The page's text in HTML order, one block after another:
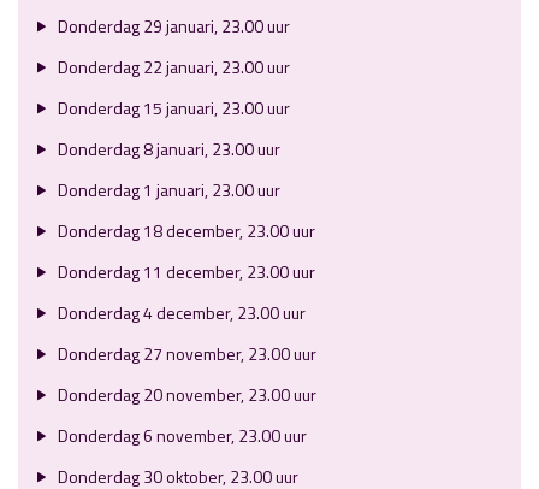
Donderdag 29 januari, 23.00 uur
Donderdag 22 januari, 23.00 uur
Donderdag 15 januari, 23.00 uur
Donderdag 8 januari, 23.00 uur
Donderdag 1 januari, 23.00 uur
Donderdag 18 december, 23.00 uur
Donderdag 11 december, 23.00 uur
Donderdag 4 december, 23.00 uur
Donderdag 27 november, 23.00 uur
Donderdag 20 november, 23.00 uur
Donderdag 6 november, 23.00 uur
Donderdag 30 oktober, 23.00 uur